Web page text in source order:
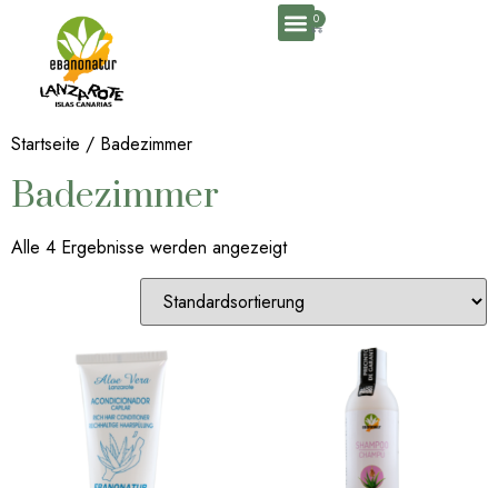
0
Startseite / Badezimmer
Badezimmer
Alle 4 Ergebnisse werden angezeigt